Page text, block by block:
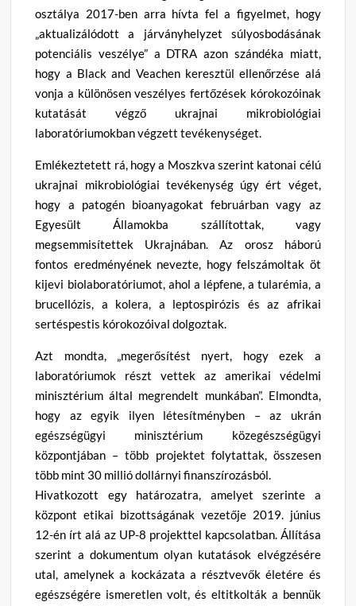
osztálya 2017-ben arra hívta fel a figyelmet, hogy
„aktualizálódott a járványhelyzet súlyosbodásának
potenciális veszélye” a DTRA azon szándéka miatt,
hogy a Black and Veachen keresztül ellenőrzése alá
vonja a különösen veszélyes fertőzések kórokozóinak
kutatását végző ukrajnai mikrobiológiai
laboratóriumokban végzett tevékenységet.
Emlékeztetett rá, hogy a Moszkva szerint katonai célú
ukrajnai mikrobiológiai tevékenység úgy ért véget,
hogy a patogén bioanyagokat februárban vagy az
Egyesült Államokba szállítottak, vagy
megsemmisítettek Ukrajnában. Az orosz háború
fontos eredményének nevezte, hogy felszámoltak öt
kijevi biolaboratóriumot, ahol a lépfene, a tularémia, a
brucellózis, a kolera, a leptospirózis és az afrikai
sertéspestis kórokozóival dolgoztak.
Azt mondta, „megerősítést nyert, hogy ezek a
laboratóriumok részt vettek az amerikai védelmi
minisztérium által megrendelt munkában”. Elmondta,
hogy az egyik ilyen létesítményben – az ukrán
egészségügyi minisztérium közegészségügyi
központjában – több projektet folytattak, összesen
több mint 30 millió dollárnyi finanszírozásból.
Hivatkozott egy határozatra, amelyet szerinte a
központ etikai bizottságának vezetője 2019. június
12-én írt alá az UP-8 projekttel kapcsolatban. Állítása
szerint a dokumentum olyan kutatások elvégzésére
utal, amelynek a kockázata a résztvevők életére és
egészségére ismeretlen volt, és eltitkolták a bennük